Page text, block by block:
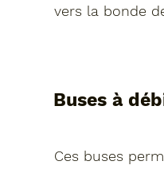
vers la bonde
Buses à
Ces buses